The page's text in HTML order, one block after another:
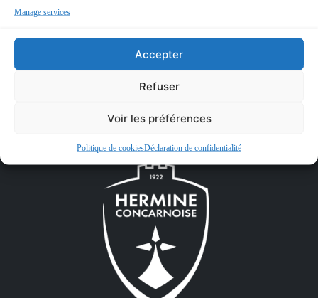
Manage services
Accepter
Refuser
Voir les préférences
Politique de cookiesDéclaration de confidentialité
coupe Gambardella, autour d’un match maîtrisé et sous
une pluie battante nos jeunes U18 ont fait preuve de
courage afin de passer au tour suivant 😊👊🏽
Félicitations aux jeunes et au staff ! 🖤🤍